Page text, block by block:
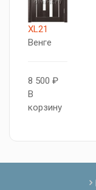
XL21
Венге
8 500 ₽
В
корзину